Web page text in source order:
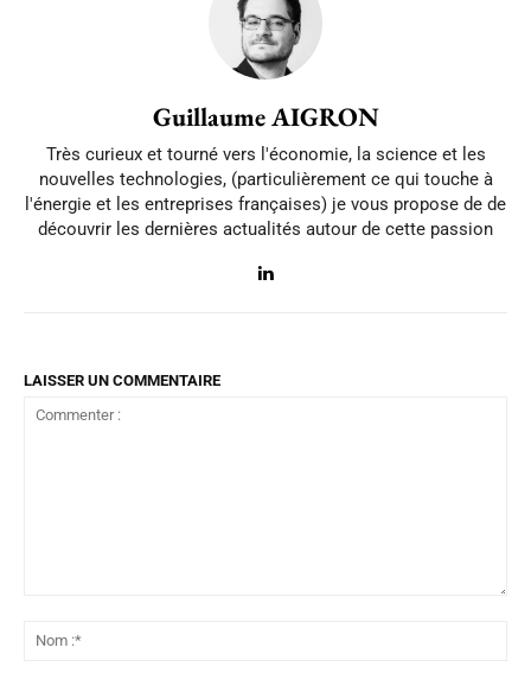
Guillaume AIGRON
Très curieux et tourné vers l'économie, la science et les
nouvelles technologies, (particulièrement ce qui touche à
l'énergie et les entreprises françaises) je vous propose de de
découvrir les dernières actualités autour de cette passion
LAISSER UN COMMENTAIRE